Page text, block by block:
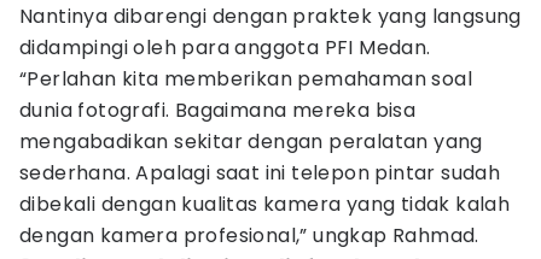
Nantinya dibarengi dengan praktek yang langsung
didampingi oleh para anggota PFI Medan.
“Perlahan kita memberikan pemahaman soal
dunia fotografi. Bagaimana mereka bisa
mengabadikan sekitar dengan peralatan yang
sederhana. Apalagi saat ini telepon pintar sudah
dibekali dengan kualitas kamera yang tidak kalah
dengan kamera profesional,” ungkap Rahmad.